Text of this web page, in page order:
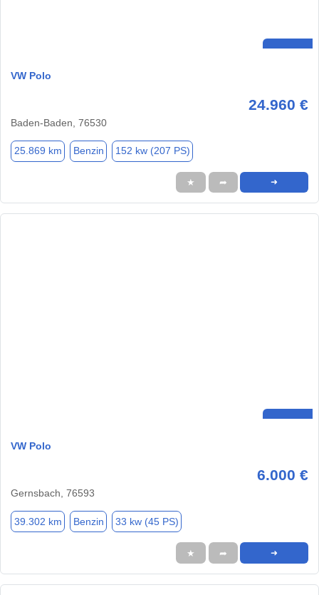
VW Polo
24.960 €
Baden-Baden, 76530
25.869 km Benzin 152 kw (207 PS)
★ ➦ ➜
VW Polo
6.000 €
Gernsbach, 76593
39.302 km Benzin 33 kw (45 PS)
★ ➦ ➜